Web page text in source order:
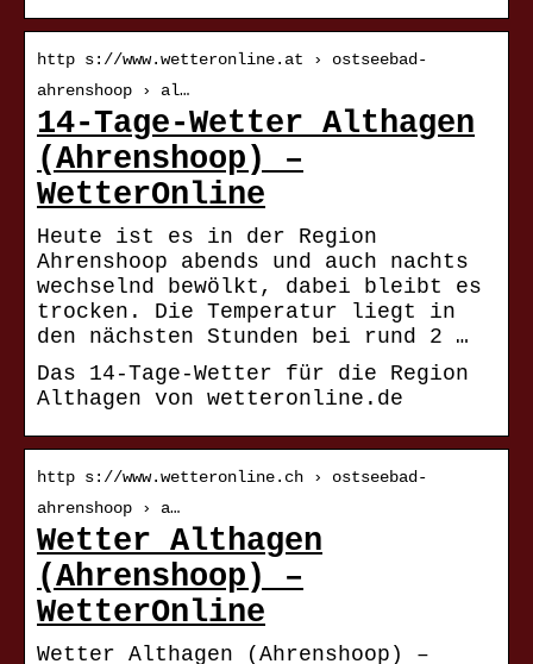
http s://www.wetteronline.at › ostseebad-
ahrenshoop › al…
14-Tage-Wetter Althagen
(Ahrenshoop) –
WetterOnline
Heute ist es in der Region
Ahrenshoop abends und auch nachts
wechselnd bewölkt, dabei bleibt es
trocken. Die Temperatur liegt in
den nächsten Stunden bei rund 2 …
Das 14-Tage-Wetter für die Region
Althagen von wetteronline.de
http s://www.wetteronline.ch › ostseebad-
ahrenshoop › a…
Wetter Althagen
(Ahrenshoop) –
WetterOnline
Wetter Althagen (Ahrenshoop) –